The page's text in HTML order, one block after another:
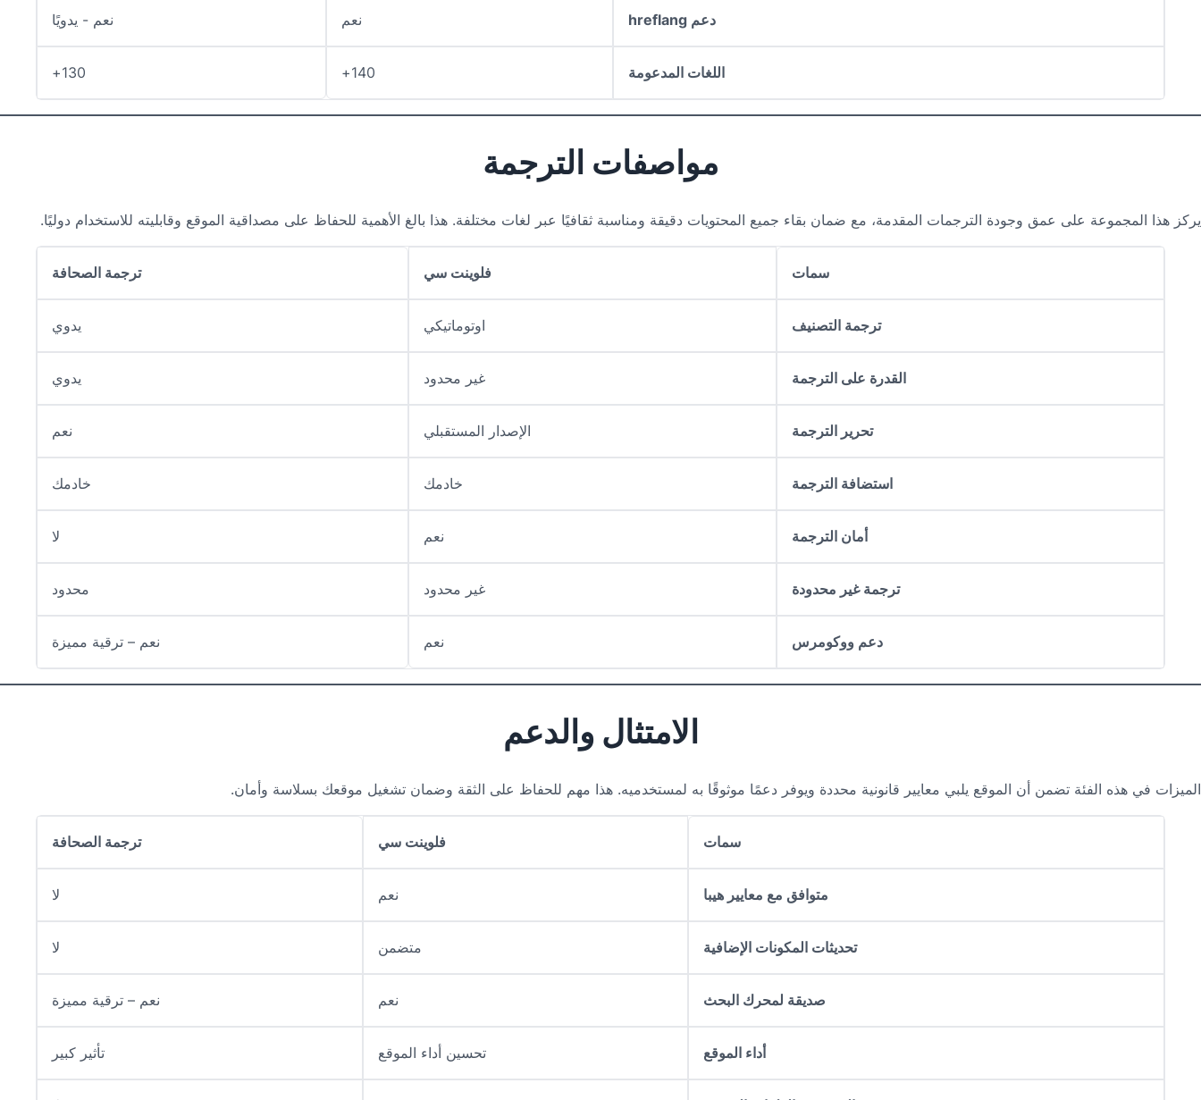
دعم hreflang نعم نعم - يدويًا
اللغات المدعومة 140+
130+
مواصفات الترجمة
يركز هذا المجموعة على عمق وجودة الترجمات المقدمة، مع ضمان بقاء جميع المحتويات دقيقة ومناسبة ثقافيًا عبر لغات مختلفة. هذا بالغ الأهمية للحفاظ على مصداقية الموقع وقابليته للاستخدام دوليًا.
سمات فلوينت سي ترجمة الصحافة
ترجمة التصنيف اوتوماتيكي يدوي
القدرة على الترجمة غير محدود يدوي
تحرير الترجمة الإصدار المستقبلي نعم
استضافة الترجمة خادمك خادمك
أمان الترجمة نعم لا
ترجمة غير محدودة غير محدود محدود
دعم ووكومرس نعم نعم – ترقية مميزة
الامتثال والدعم
الميزات في هذه الفئة تضمن أن الموقع يلبي معايير قانونية محددة ويوفر دعمًا موثوقًا به لمستخدميه. هذا مهم للحفاظ على الثقة وضمان تشغيل موقعك بسلاسة وأمان.
سمات فلوينت سي ترجمة الصحافة
متوافق مع معايير هيبا نعم لا
تحديثات المكونات الإضافية متضمن لا
صديقة لمحرك البحث نعم نعم – ترقية مميزة
أداء الموقع تحسين أداء الموقع تأثير كبير